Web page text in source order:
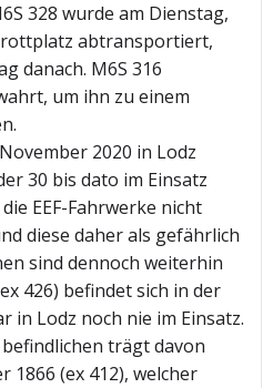
328 wurde am Dienstag,
abtransportiert,
danach. M6S 316
um ihn zu einem
2020 in Lodz
30 bis dato im Einsatz
EEF-Fahrwerke nicht
diese daher als gefährlich
sind dennoch weiterhin
426) befindet sich in der
in Lodz noch nie im Einsatz.
trägt davon
1866 (ex 412), welcher